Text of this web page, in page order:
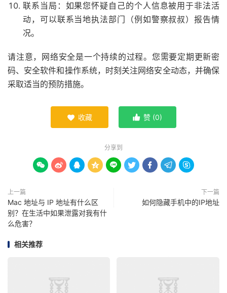
联系当局：如果您怀疑自己的个人信息被用于非法活
动，可以联系当地执法部门（例如警察叔叔）报告情
况。
请注意，网络安全是一个持续的过程。您需要定期更新密
码、安全软件和操作系统，时刻关注网络安全动态，并确保
采取适当的预防措施。
 收藏  赞 (0)
分享到
        
上一篇
Mac 地址与 IP 地址有什么区
别？在生活中如果泄露对我有什
么危害？
下一篇
如何隐藏手机中的IP地址
相关推荐